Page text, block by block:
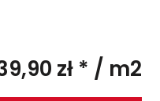
zł * / m2